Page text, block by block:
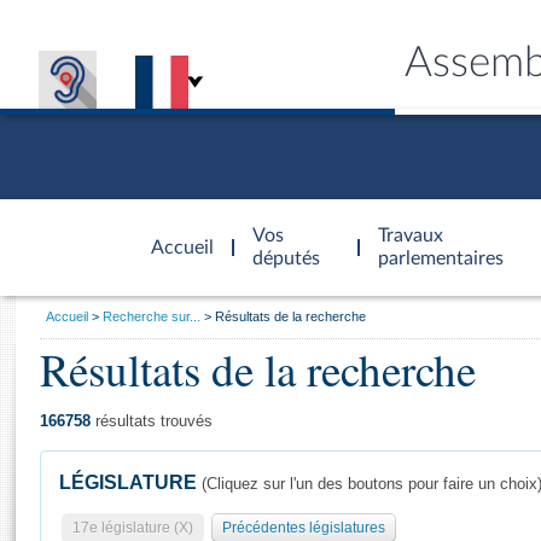
Accueil
d'accueil
Vos
députés
Travaux
parlementaires
Général
Vous
Accueil Recherche sur... Résultats de la recherche
Résultats de la recherche
166758 résultats trouvés
LÉGISLATURE (Cliquez sur l'un des boutons pour faire un choix)
17e législature (X) Précédentes législatures